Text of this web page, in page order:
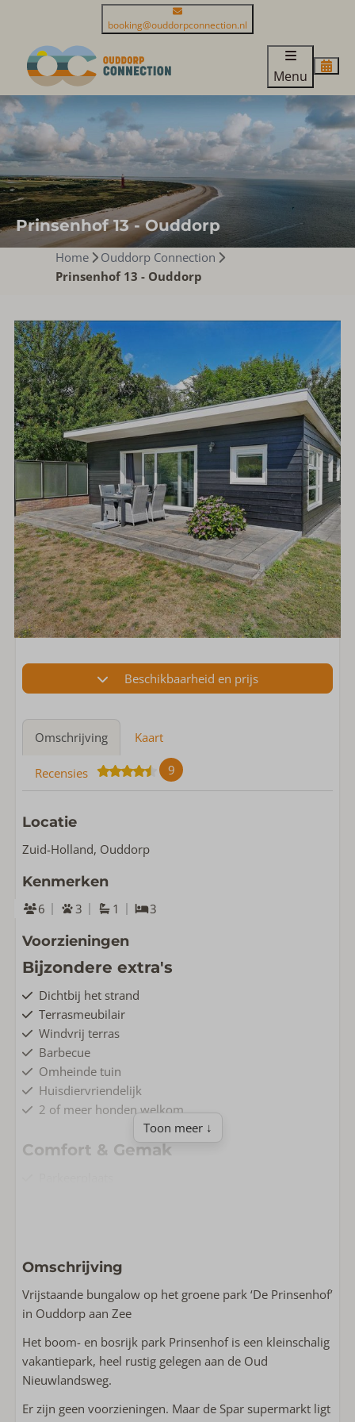
booking@ouddorpconnection.nl
Menu
Prinsenhof 13 - Ouddorp
Home
Ouddorp Connection
Prinsenhof 13 - Ouddorp
Beschikbaarheid en prijs
Omschrijving Kaart
Recensies 9
Locatie
Zuid-Holland, Ouddorp
Kenmerken
6 3 1 3
Voorzieningen
Bijzondere extra's
Dichtbij het strand
Terrasmeubilair
Windvrij terras
Barbecue
Omheinde tuin
Huisdiervriendelijk
2 of meer honden welkom
Comfort & Gemak
Droger
Wonen & Koken
Complete keuken
Vloeroppervlakte m2: 80
Smart TV
Strijkplank
Toon meer ↓
Omschrijving
Vrijstaande bungalow op het groene park ‘De Prinsenhof’
in Ouddorp aan Zee
Het boom- en bosrijk park Prinsenhof is een kleinschalig
vakantiepark, heel rustig gelegen aan de Oud
Nieuwlandsweg.
Er zijn geen voorzieningen. Maar de Spar supermarkt ligt